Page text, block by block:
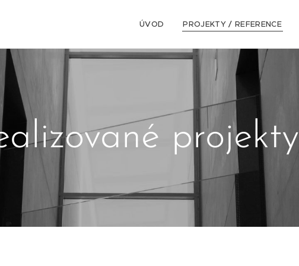
ÚVOD PROJEKTY / REFERENCE
projekty